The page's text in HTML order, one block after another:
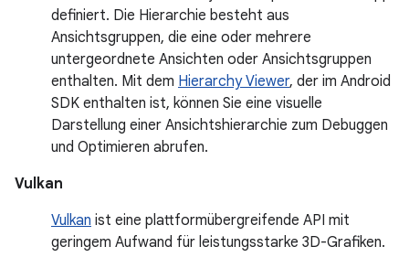
definiert. Die Hierarchie besteht aus
Ansichtsgruppen, die eine oder mehrere
untergeordnete Ansichten oder Ansichtsgruppen
enthalten. Mit dem Hierarchy Viewer, der im Android
SDK enthalten ist, können Sie eine visuelle
Darstellung einer Ansichtshierarchie zum Debuggen
und Optimieren abrufen.
Vulkan
Vulkan ist eine plattformübergreifende API mit
geringem Aufwand für leistungsstarke 3D-Grafiken.